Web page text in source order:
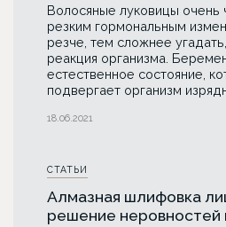
Волосяные луковицы очень
резким гормональным
резче, тем сложнее
реакция организма.
естественное состояние,
подвергает организм
18.06.2021
СТАТЬИ
Алмазная шлифовка
решение неровностей